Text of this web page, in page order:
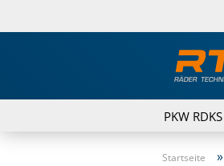
PKW RDKS
Startseite »